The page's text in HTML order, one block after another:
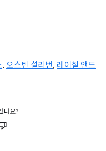
, 오스틴 설리번, 레이철 앤드
나요?